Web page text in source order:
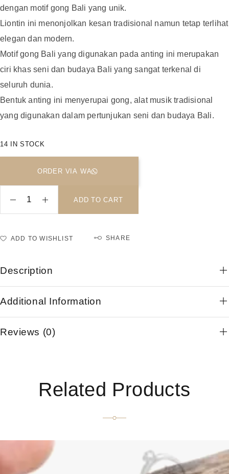
dengan motif gong Bali yang unik.
Liontin ini menonjolkan kesan tradisional namun tetap terlihat
elegan dan modern.
Motif gong Bali yang digunakan pada anting ini merupakan
ciri khas seni dan budaya Bali yang sangat terkenal di
seluruh dunia.
Bentuk anting ini menyerupai gong, alat musik tradisional
yang digunakan dalam pertunjukan seni dan budaya Bali.
14 IN STOCK
ORDER VIA WA
ADD TO CART
ADD TO WISHLIST SHARE
Description
Additional Information
Reviews (0)
Related Products